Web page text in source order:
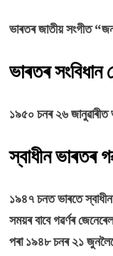
ভাৰতৰ জাতীয় সংগীত
ভাৰতৰ সংবিধান
১৯৫০ চনৰ ২৬ জানুৱাৰীত
স্বাধীন ভাৰতৰ
১৯৪৭ চনত ভাৰতে
সময়ৰ বাবে গৱৰ্ণৰ
পৰা ১৯৪৮ চনৰ ২১